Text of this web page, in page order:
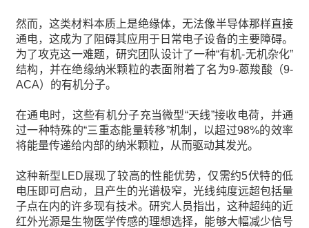
然而，这类材料本质上是绝缘体，无法像半导体那样直接
通电，这成为了阻碍其应用于日常电子设备的主要障碍。
为了攻克这一难题，研究团队设计了一种“有机-无机杂化”
结构，并在绝缘纳米颗粒的表面附着了名为9-蒽羧酸（9-
ACA）的有机分子。
在通电时，这些有机分子充当微型“天线”接收电荷，并通
过一种特殊的“三重态能量转移”机制，以超过98%的效率
将能量传递给内部的纳米颗粒，从而驱动其发光。
这种新型LED展现了较高的性能优势，仅需约5伏特的低
电压即可启动，且产生的光谱极窄，光线纯度远超包括量
子点在内的许多现有技术。研究人员指出，这种超纯的近
红外光源是生物医学传感的理想选择，能够大幅减少信号